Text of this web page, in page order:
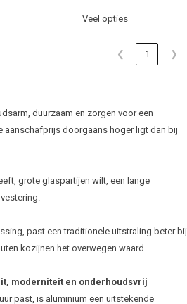
Veel opties
❮ 1 ❯
duurzaam en zorgen voor een
aanschafprijs doorgaans hoger ligt dan bij
grote glaspartijen wilt, een lange
past een traditionele uitstraling beter bij
kozijnen het overwegen waard.
moderniteit en onderhoudsvrij
past, is aluminium een uitstekende